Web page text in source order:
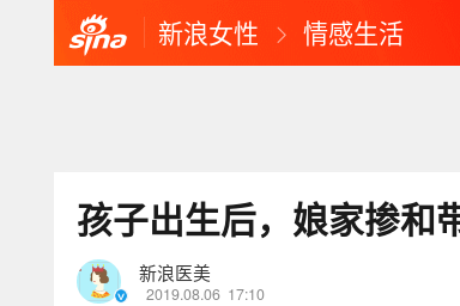
新浪女性 情感生活
孩子出生后，娘家掺和
新浪医美
2019.08.06 17:10